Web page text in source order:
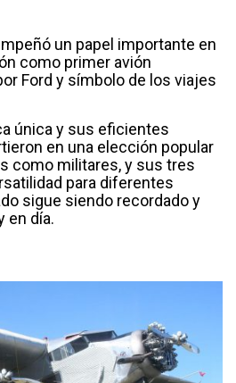
un papel importante en
como primer avión
Ford y símbolo de los viajes
única y sus eficientes
en una elección popular
como militares, y sus tres
para diferentes
sigue siendo recordado y
en día.